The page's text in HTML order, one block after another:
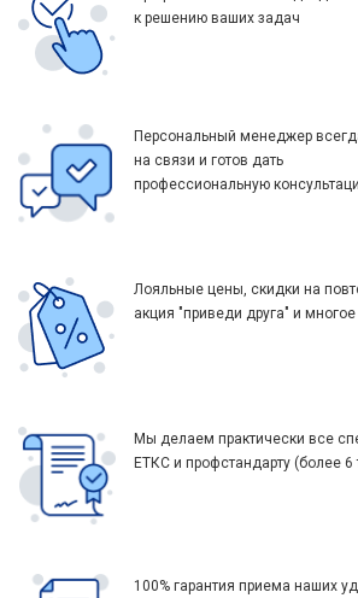
к решению ваших задач
Персональный менеджер
на связи и готов дать
профессиональную
Лояльные цены, скидки на
акция "приведи друга" и многое
Мы делаем практически все
ЕТКС и профстандарту (более 6
100% гарантия приема наших